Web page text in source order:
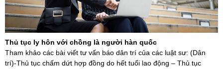
Thủ tục ly hôn với chồng là người hàn quốc
Tham khảo các bài viết tư vấn báo dân trí của các luật sư: (Dân
trí)-Thủ tục chấm dứt hợp đồng do hết tuổi lao động – Thủ tục